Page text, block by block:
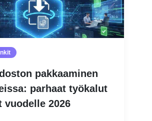
pakkaaminen
parhaat työkalut
vuodelle 2026